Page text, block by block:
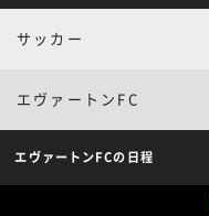
サッカー
エヴァートンFC
エヴァートンFCの日程